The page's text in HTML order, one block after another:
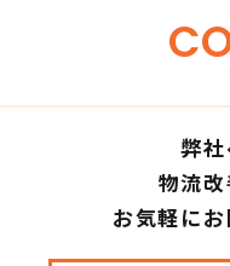
弊
物流
お気軽に